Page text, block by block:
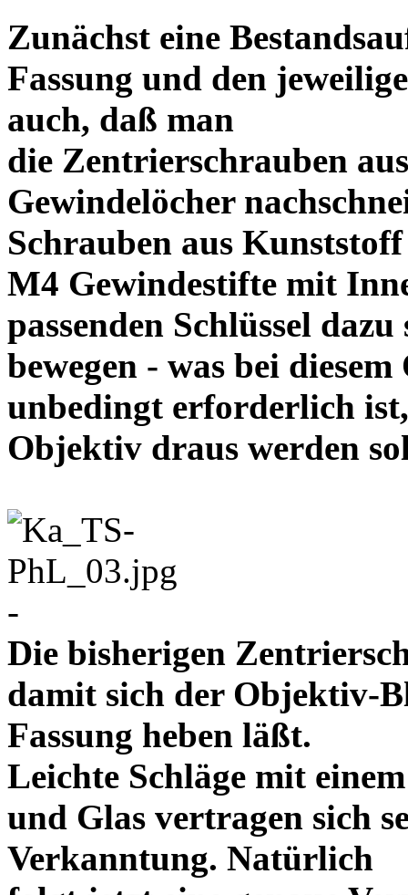
Zunächst eine
Fassung und den
auch, daß man
die Zentrierschrauben
Gewindelöcher
Schrauben aus
M4 Gewindestifte mit
passenden Schlüssel
bewegen - was bei
unbedingt erforderlich
Objektiv draus
-
Die bisherigen
damit sich der Objektiv-
Fassung heben läßt.
Leichte Schläge mit
und Glas vertragen sich
Verkanntung. Natürlich